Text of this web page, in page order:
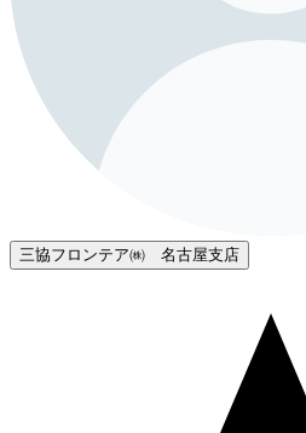
三協フロンテア㈱ 名古屋支店